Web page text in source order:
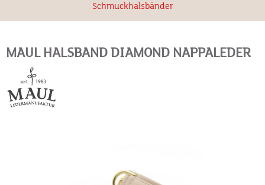
Schmuckhalsbänder
MAUL HALSBAND DIAMOND NAPPALEDER